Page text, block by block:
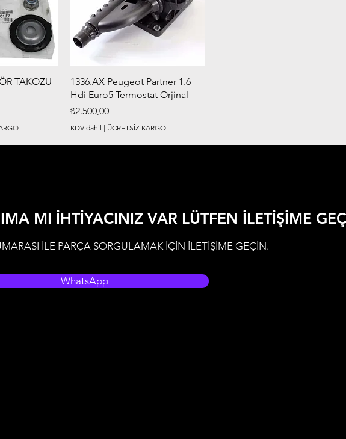
TAKOZU
Hızlı Bakış
1336.AX Peugeot Partner 1.6
Hdi Euro5 Termostat Orjinal
Fiyat
₺2.500,00
KDV dahil | ÜCRETSİZ KARGO
MI İHTİYACINIZ VAR LÜTFEN İLETİŞİME
İLE PARÇA SORGULAMAK İÇİN İLETİŞİME GEÇİN.
WhatsApp